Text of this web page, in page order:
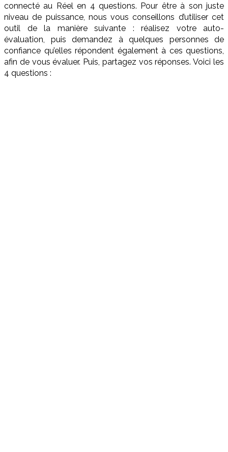
connecté au Réel en 4 questions. Pour être à son juste
niveau de puissance, nous vous conseillons d’utiliser cet
outil de la manière suivante : réalisez votre auto-
évaluation, puis demandez à quelques personnes de
confiance qu’elles répondent également à ces questions,
afin de vous évaluer. Puis, partagez vos réponses. Voici les
4 questions :